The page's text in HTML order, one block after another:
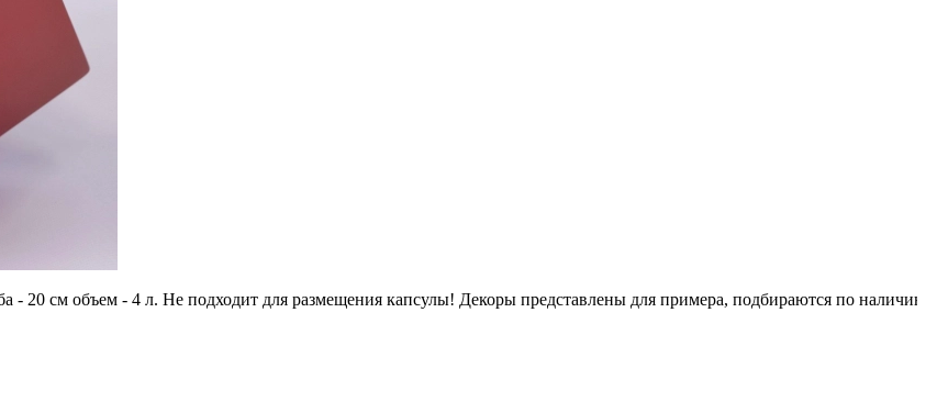
- 20 см объем - 4 л. Не подходит для размещения капсулы! Декоры представлены для примера, подбираются по